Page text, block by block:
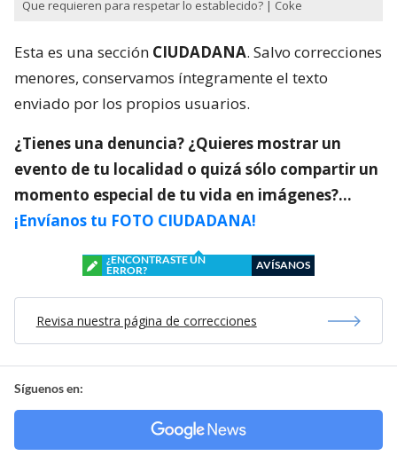
Que requieren para respetar lo establecido? | Coke
Esta es una sección CIUDADANA. Salvo correcciones
menores, conservamos íntegramente el texto
enviado por los propios usuarios.
¿Tienes una denuncia? ¿Quieres mostrar un
evento de tu localidad o quizá sólo compartir un
momento especial de tu vida en imágenes?…
¡Envíanos tu FOTO CIUDADANA!
¿ENCONTRASTE UN
ERROR?
AVÍSANOS
Revisa nuestra página de correcciones
Síguenos en: